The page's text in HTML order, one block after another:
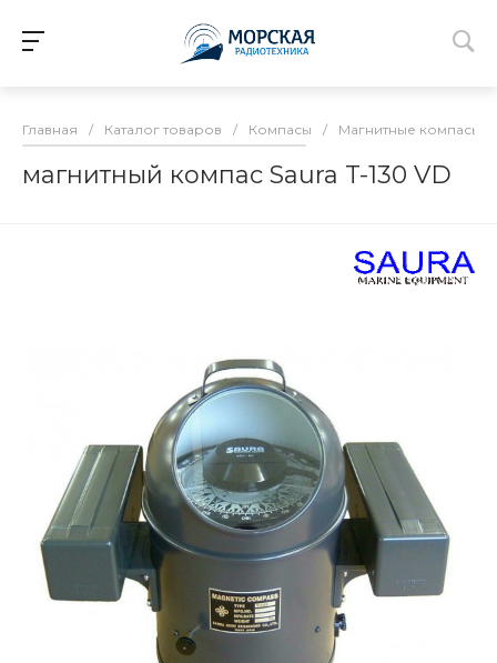
Главная / Каталог товаров / Компасы / Магнитные компасы
магнитный компас Saura T-130 VD